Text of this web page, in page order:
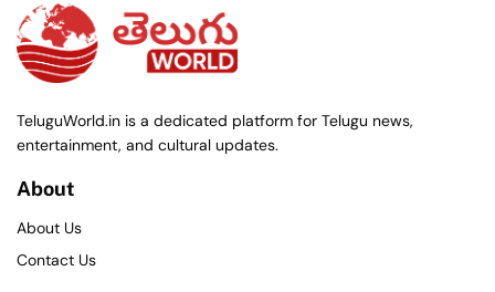
TeluguWorld.in is a dedicated platform for Telugu news,
entertainment, and cultural updates.
About
About Us
Contact Us